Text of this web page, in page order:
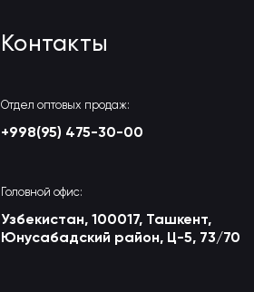
Контакты
Отдел оптовых продаж:
+998(95) 475-30-00
Головной офис:
Узбекистан, 100017, Ташкент,
Юнусабадский район, Ц-5, 73/70